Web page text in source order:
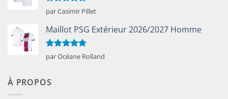
Note5sur
5
par Casimir Pillet
Maillot PSG Extérieur 2026/2027 Homme
Note5sur
5
par Océane Rolland
À PROPOS